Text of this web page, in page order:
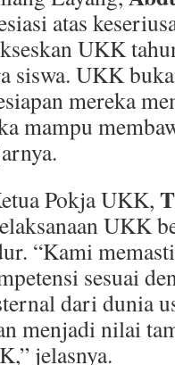
atas
UKK
siswa. UKK
mereka
mampu
Pokja UKK,
UKK
“Kami
sesuai
dari dunia
menjadi nilai
jelasnya.